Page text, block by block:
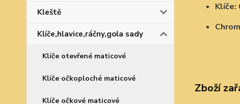
Kleště
Klíče,hlavice,ráčny,gola sady
Klíče otevřené maticové
Klíče očkoploché maticové
Klíče očkové maticové
Klíče:
Zboží